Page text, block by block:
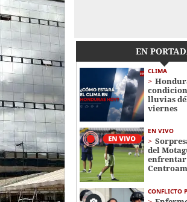
EN
CLIMA
lluvias
viernes
EN VIVO
del
enfrentar
CONFLICTO